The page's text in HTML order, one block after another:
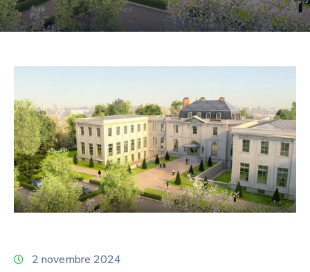
PROPRIÉTAIRES
NOUS
2 novembre 2024